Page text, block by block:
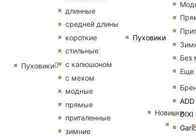
Пуховики
Без
Еще
ADD
DIXI
Пуховики
длинные
средней длины
короткие
стильные
с капюшоном
с мехом
модные
прямые
приталенные
зимние
Новинки